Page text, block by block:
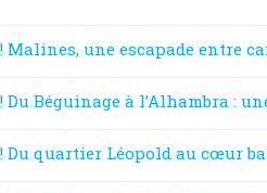
! Malines, une escapade entre
! Du Béguinage à l’Alhambra :
! Du quartier Léopold au cœur